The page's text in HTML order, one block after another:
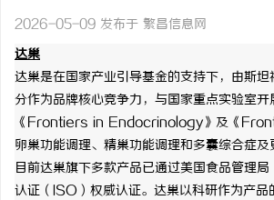
2026-05-09 发布于 繁昌信息网
达巢
达巢是在国家产业引导基金的支持下，由斯
分作为品牌核心竞争力，与国家重点实验室
《Frontiers in Endocrinology》及《
卵巢功能调理、精巢功能调理和多囊综合症
目前达巢旗下多款产品已通过美国食品管理局
认证（ISO）权威认证。达巢以科研作为产